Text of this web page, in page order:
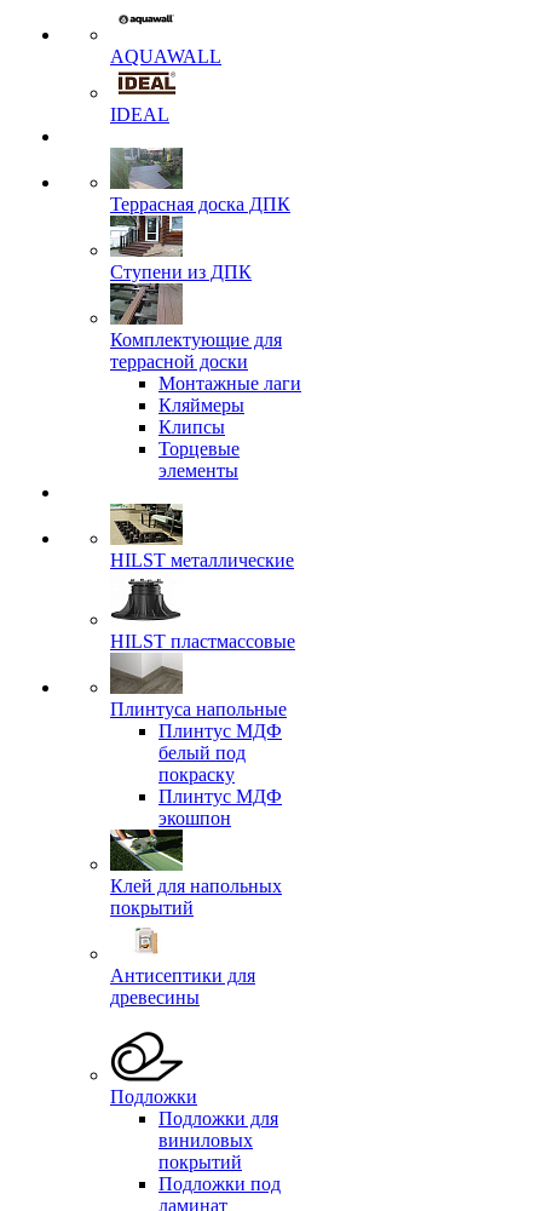
AQUAWALL
IDEAL
Террасная доска ДПК
Ступени из ДПК
Комплектующие для
террасной доски
Монтажные лаги
Кляймеры
Клипсы
Торцевые
элементы
HILST металлические
HILST пластмассовые
Плинтуса напольные
Плинтус МДФ
белый под
покраску
Плинтус МДФ
экошпон
Клей для напольных
покрытий
Антисептики для
древесины
Подложки
Подложки для
виниловых
покрытий
Подложки под
ламинат